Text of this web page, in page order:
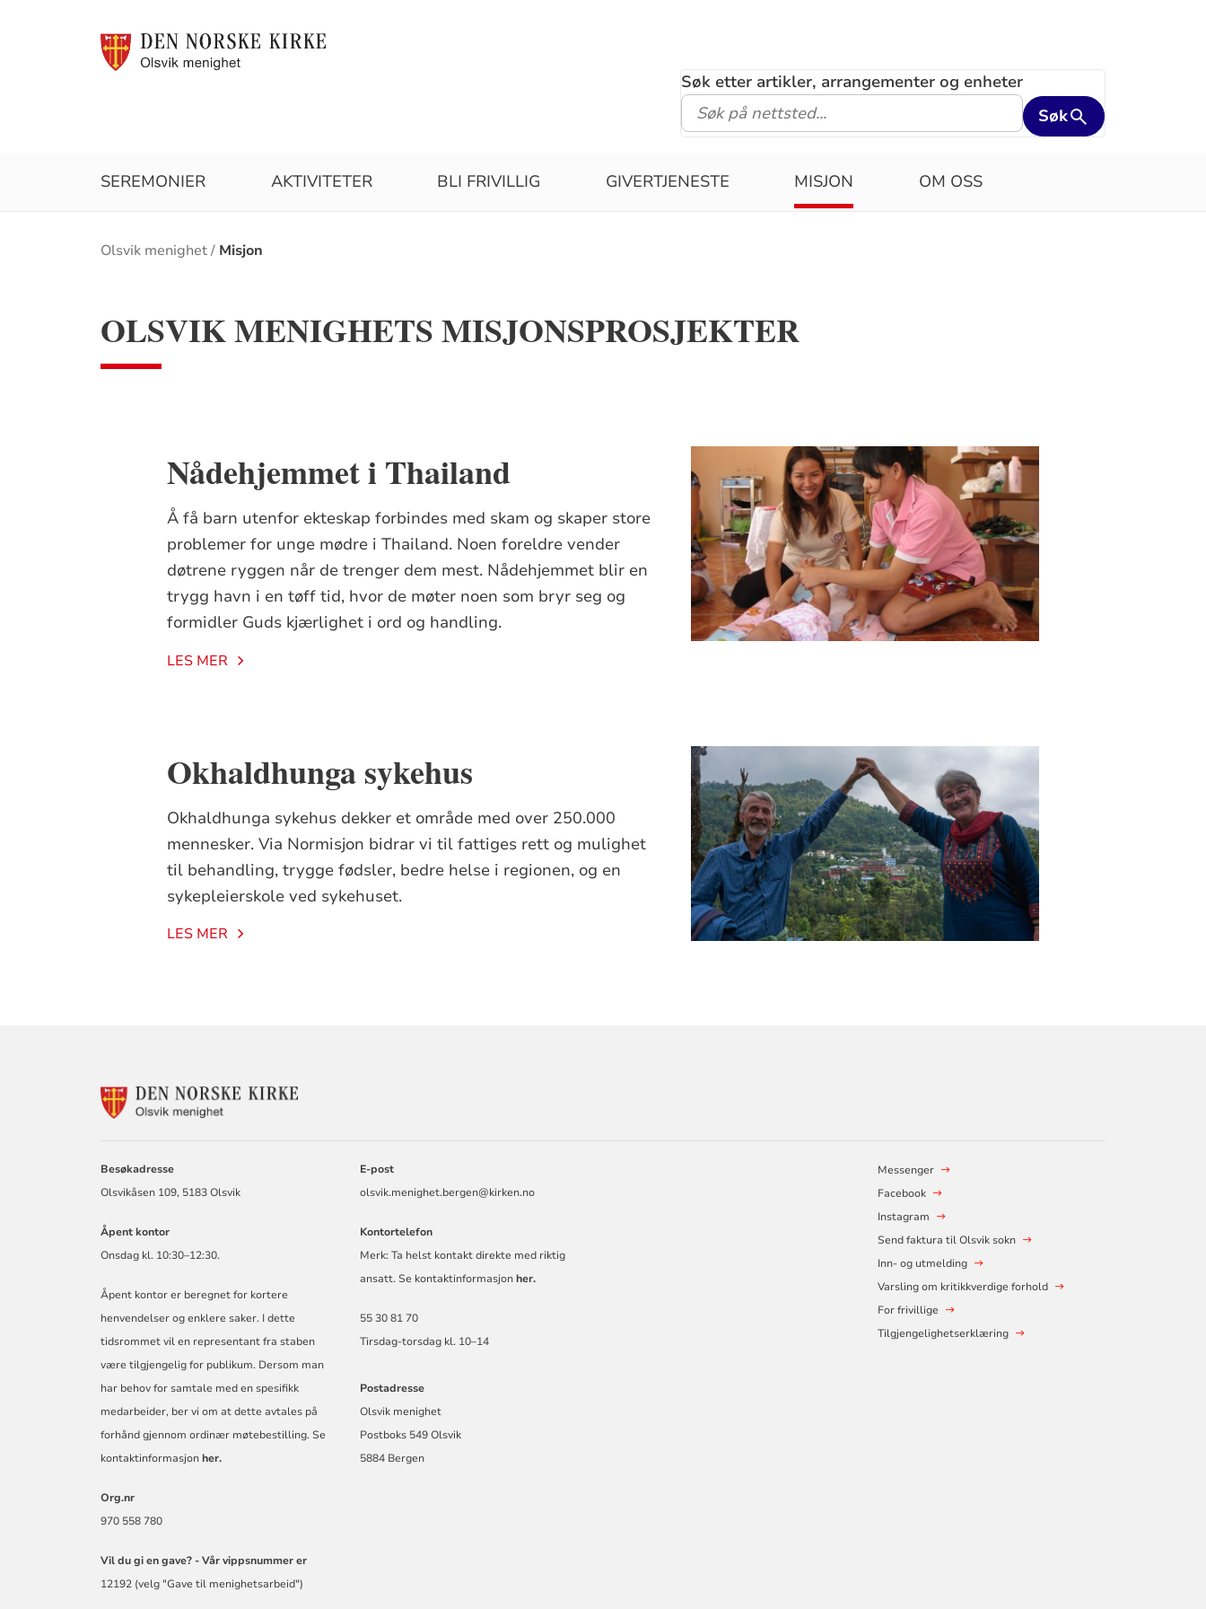
Søk etter artikler, arrangementer og enheter
Søk
SEREMONIER AKTIVITETER BLI FRIVILLIG GIVERTJENESTE MISJON OM OSS
Brødsmulesti
Olsvik menighet Misjon
OLSVIK MENIGHETS MISJONSPROSJEKTER
Nådehjemmet i Thailand
Å få barn utenfor ekteskap forbindes med skam og skaper store
problemer for unge mødre i Thailand. Noen foreldre vender
døtrene ryggen når de trenger dem mest. Nådehjemmet blir en
trygg havn i en tøff tid, hvor de møter noen som bryr seg og
formidler Guds kjærlighet i ord og handling.
LES MER
Okhaldhunga sykehus
Okhaldhunga sykehus dekker et område med over 250.000
mennesker. Via Normisjon bidrar vi til fattiges rett og mulighet
til behandling, trygge fødsler, bedre helse i regionen, og en
sykepleierskole ved sykehuset.
LES MER
KONTAKTINFORMASJON
Besøkadresse
Olsvikåsen 109, 5183 Olsvik
Åpent kontor
Onsdag kl. 10:30–12:30.
Åpent kontor er beregnet for kortere
henvendelser og enklere saker. I dette
tidsrommet vil en representant fra staben
være tilgjengelig for publikum. Dersom man
har behov for samtale med en spesifikk
medarbeider, ber vi om at dette avtales på
forhånd gjennom ordinær møtebestilling. Se
kontaktinformasjon her.
Org.nr
970 558 780
Vil du gi en gave? -Vår vippsnummer er
12192 (velg "Gave til menighetsarbeid")
E-post
olsvik.menighet.bergen@kirken.no
Kontortelefon
Merk: Ta helst kontakt direkte med riktig
ansatt. Se kontaktinformasjonher.
55 30 81 70
Tirsdag-torsdag kl. 10–14
Postadresse
Olsvik menighet
Postboks 549 Olsvik
5884 Bergen
Messenger
Facebook
Instagram
Send faktura til Olsvik sokn
Inn- og utmelding
Varsling om kritikkverdige forhold
For frivillige
Tilgjengelighetserklæring